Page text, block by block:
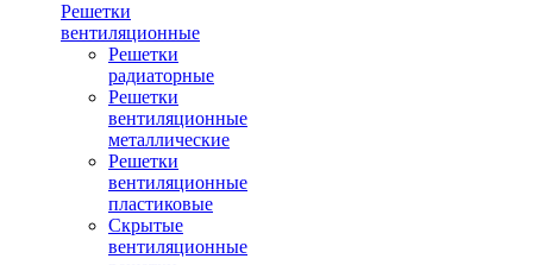
Решетки
вентиляционные
Решетки
радиаторные
Решетки
вентиляционные
металлические
Решетки
вентиляционные
пластиковые
Скрытые
вентиляционные